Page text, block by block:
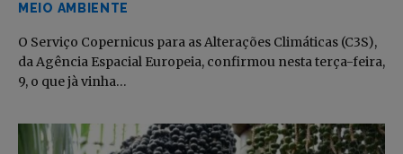
MEIO AMBIENTE
O Serviço Copernicus para as Alterações Climáticas (C3S),
da Agência Espacial Europeia, confirmou nesta terça-feira,
9, o que jà vinha…